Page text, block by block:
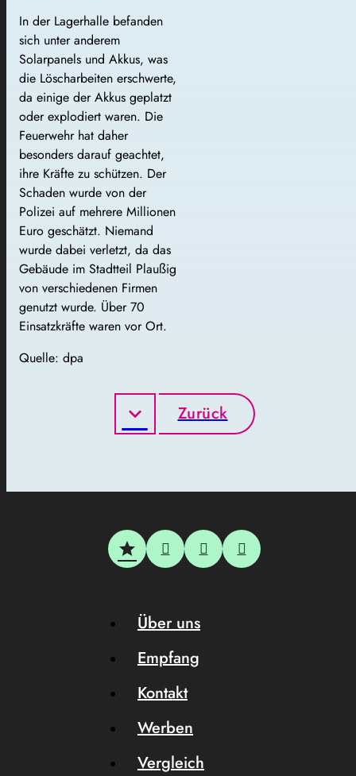
In der Lagerhalle befanden
sich unter anderem
Solarpanels und Akkus, was
die Löscharbeiten erschwerte,
da einige der Akkus geplatzt
oder explodiert waren. Die
Feuerwehr hat daher
besonders darauf geachtet,
ihre Kräfte zu schützen. Der
Schaden wurde von der
Polizei auf mehrere Millionen
Euro geschätzt. Niemand
wurde dabei verletzt, da das
Gebäude im Stadtteil Plaußig
von verschiedenen Firmen
genutzt wurde. Über 70
Einsatzkräfte waren vor Ort.
Quelle: dpa
Zurück
Über uns
Empfang
Kontakt
Werben
Vergleich